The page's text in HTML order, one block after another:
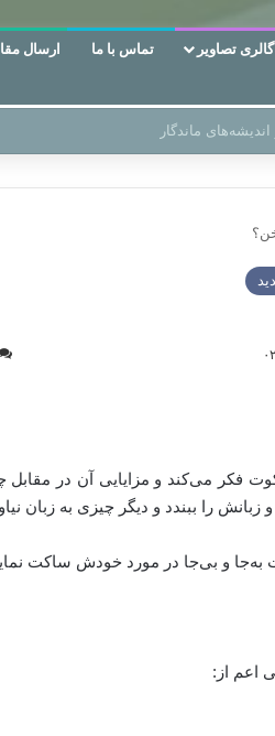
گالری تصاویر تماس با ما ارسال
فکر می‌کند و مزایایی آن در
را ببندد و دیگر چیزی بە زبان
و بی‌جا در مورد خودش ساکت
اعم از: